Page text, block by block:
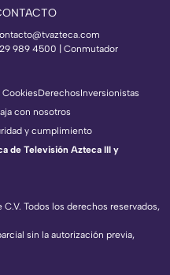
989 4500 | Conmutador
Todos los derechos reservados,
sin la autorización previa,
DerechosInversionistas
con nosotros
y cumplimiento
de Televisión Azteca III y